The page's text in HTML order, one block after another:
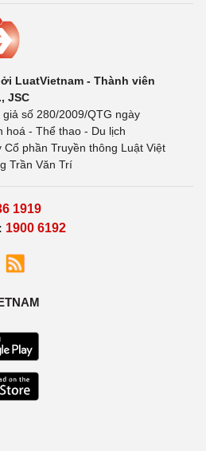
LuatVietnam - Thành viên
JSC
số 280/2009/QTG ngày
hoá - Thể thao - Du lịch
phần Truyền thông Luật Việt
Trần Văn Trí
1919
1900 6192